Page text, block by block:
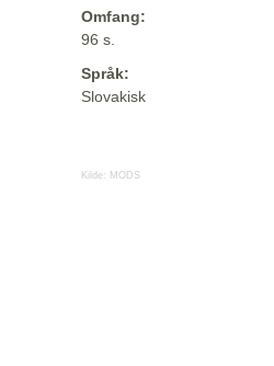
Omfang:
96 s.
Språk:
Slovakisk
Kilde: MODS